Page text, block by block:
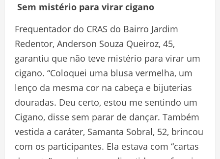
Sem mistério para virar cigano
Frequentador do CRAS do Bairro Jardim
Redentor, Anderson Souza Queiroz, 45,
garantiu que não teve mistério para virar um
cigano. “Coloquei uma blusa vermelha, um
lenço da mesma cor na cabeça e bijuterias
douradas. Deu certo, estou me sentindo um
Cigano, disse sem parar de dançar. Também
vestida a caráter, Samanta Sobral, 52, brincou
com os participantes. Ela estava com “cartas